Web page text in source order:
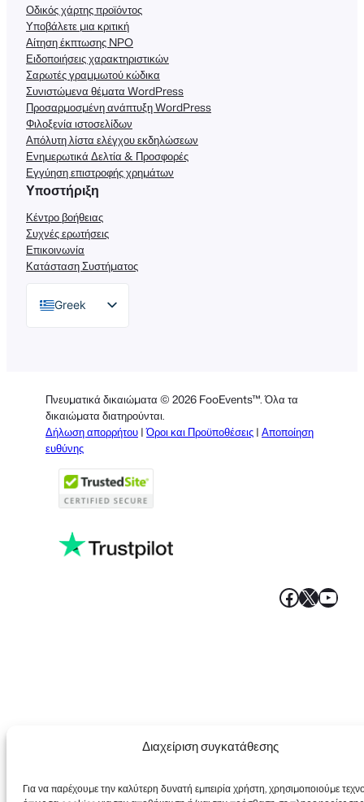
Διαχείριση συγκατάθεσης
Για να παρέχουμε την καλύτερη δυνατή εμπειρία χρήστη, χρησιμοποιούμε
Οδικός χάρτης προϊόντος
Υποβάλετε μια κριτική
Αίτηση έκπτωσης NPO
Ειδοποιήσεις χαρακτηριστικών
Σαρωτές γραμμωτού κώδικα
Συνιστώμενα θέματα WordPress
Προσαρμοσμένη ανάπτυξη WordPress
Φιλοξενία ιστοσελίδων
Απόλυτη λίστα ελέγχου εκδηλώσεων
Ενημερωτικά Δελτία & Προσφορές
Εγγύηση επιστροφής χρημάτων
Υποστήριξη
Κέντρο βοήθειας
Συχνές ερωτήσεις
Επικοινωνία
Κατάσταση Συστήματος
Greek
Spanish
Italian
Portuguese
French
Πνευματικά δικαιώματα © 2026 FooEvents™. Όλα τα
δικαιώματα διατηρούνται.
Δήλωση απορρήτου |Όροι και Προϋποθέσεις | Αποποίηση
ευθύνης
X